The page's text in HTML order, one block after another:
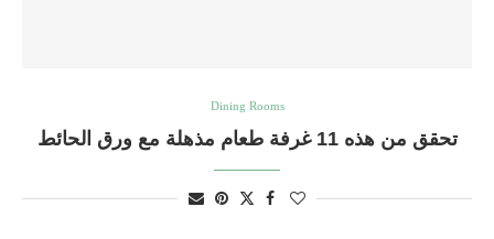
Dining Rooms
تحقق من هذه 11 غرفة طعام مذهلة مع ورق الحائط